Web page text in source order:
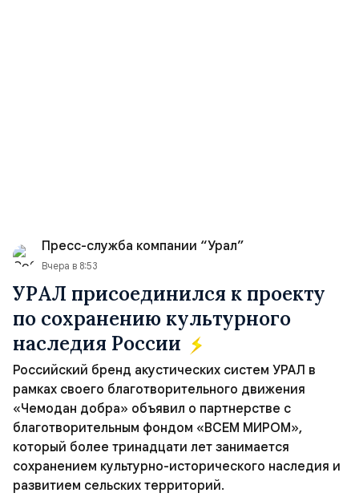
Пресс-служба компании “Урал”
Вчера в 8:53
УРАЛ присоединился к проекту
по сохранению культурного
наследия России
Российский бренд акустических систем УРАЛ в
рамках своего благотворительного движения
«Чемодан добра» объявил о партнерстве с
благотворительным фондом «ВСЕМ МИРОМ»,
который более тринадцати лет занимается
сохранением культурно-исторического наследия и
развитием сельских территорий.